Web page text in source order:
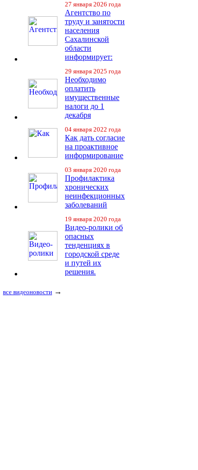
27 января 2026 года
Агентство по
труду и занятости
населения
Сахалинской
области
информирует:
29 января 2025 года
Необходимо
оплатить
имущественные
налоги до 1
декабря
04 января 2022 года
Как дать согласие
на проактивное
информирование
03 января 2020 года
Профилактика
хронических
неинфекционных
заболеваний
19 января 2020 года
Видео-ролики об
опасных
тенденциях в
городской среде
и путей их
решения.
все видеоновости →